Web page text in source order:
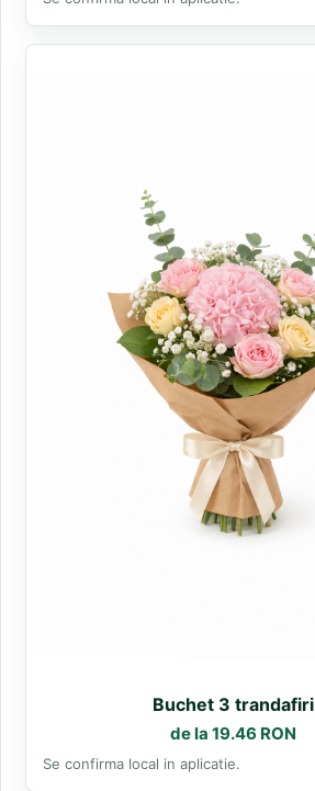
Buchet 3 trandafiri
de la 19.46 RON
Se confirma local in aplicatie.